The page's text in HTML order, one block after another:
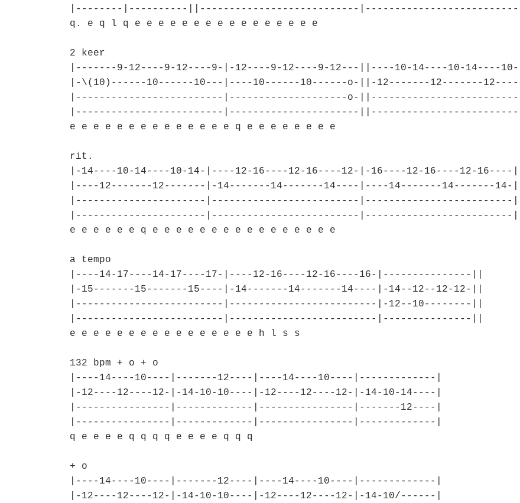
|--------|----------||---------------------------|--------------------------|
q. e q l q e e e e e e e e e e e e e e e e
2 keer
|-------9-12----9-12----9-|-12----9-12----9-12---||----10-14----10-14----10-|
|-\(10)------10------10---|----10------10------o-||-12-------12-------12----|
|-------------------------|--------------------o-||-------------------------|
|-------------------------|----------------------||-------------------------|
e e e e e e e e e e e e e e q e e e e e e e e
rit.
|-14----10-14----10-14-|----12-16----12-16----12-|-16----12-16----12-16----|
|----12-------12-------|-14-------14-------14----|----14-------14-------14-|
|----------------------|-------------------------|-------------------------|
|----------------------|-------------------------|-------------------------|
e e e e e e q e e e e e e e e e e e e e e e e
a tempo
|----14-17----14-17----17-|----12-16----12-16----16-|---------------||
|-15-------15-------15----|-14-------14-------14----|-14--12--12-12-||
|-------------------------|-------------------------|-12--10--------||
|-------------------------|-------------------------|---------------||
e e e e e e e e e e e e e e e e h l s s
132 bpm + o + o
|----14----10----|-------12----|----14----10----|-------------|
|-12----12----12-|-14-10-10----|-12----12----12-|-14-10-14----|
|----------------|-------------|----------------|-------12----|
|----------------|-------------|----------------|-------------|
q e e e e q q q q e e e e q q q
+ o
|----14----10----|-------12----|----14----10----|-------------|
|-12----12----12-|-14-10-10----|-12----12----12-|-14-10/------|